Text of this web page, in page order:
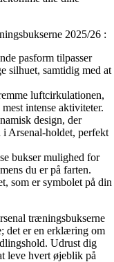
2025/26 :
pasform tilpasser
silhuet, samtidig med at
luftcirkulationen,
intense aktiviteter.
design, der
i Arsenal-holdet, perfekt
bukser mulighed for
du er på farten.
som er symbolet på din
træningsbukserne
det er en erklæring om
Udrust dig
leve hvert øjeblik på